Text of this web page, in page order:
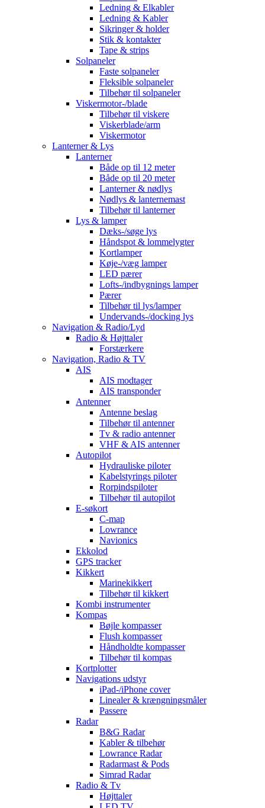
Ledning & Elkabler
Ledning & Kabler
Sikringer & holder
Stik & kontakter
Tape & strips
Solpaneler
Faste solpaneler
Fleksible solpaneler
Tilbehør til solpaneler
Viskermotor-/blade
Tilbehør til viskere
Viskerblade/arm
Viskermotor
Lanterner & Lys
Lanterner
Både op til 12 meter
Både op til 20 meter
Lanterner & nødlys
Nødlys & lanternemast
Tilbehør til lanterner
Lys & lamper
Dæks-/søge lys
Håndspot & lommelygter
Kortlamper
Køje-/væg lamper
LED pærer
Lofts-/indbygnings lamper
Pærer
Tilbehør til lys/lamper
Undervands-/docking lys
Navigation & Radio/Lyd
Radio & Højttaler
Forstærkere
Navigation, Radio & TV
AIS
AIS modtager
AIS transponder
Antenner
Antenne beslag
Tilbehør til antenner
Tv & radio antenner
VHF & AIS antenner
Autopilot
Hydrauliske piloter
Kabelstyrings piloter
Rorpindspiloter
Tilbehør til autopilot
E-søkort
C-map
Lowrance
Navionics
Ekkolod
GPS tracker
Kikkert
Marinekikkert
Tilbehør til kikkert
Kombi instrumenter
Kompas
Bøjle kompasser
Flush kompasser
Håndholdte kompasser
Tilbehør til kompas
Kortplotter
Navigations udstyr
iPad-/iPhone cover
Linealer & krængningsmåler
Passere
Radar
B&G Radar
Kabler & tilbehør
Lowrance Radar
Radarmast & Pods
Simrad Radar
Radio & Tv
Højttaler